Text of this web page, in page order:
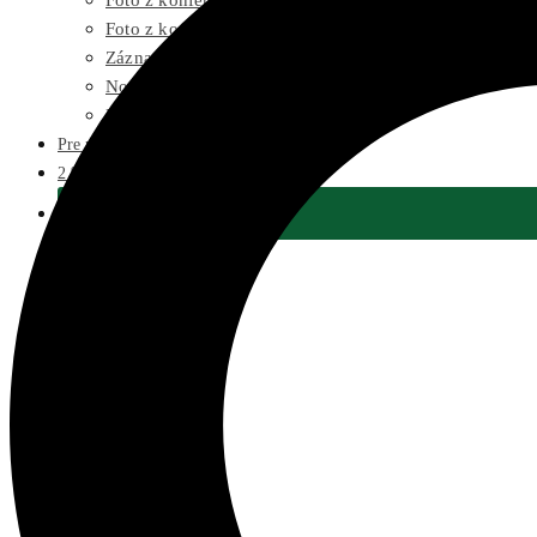
Foto z konferencie Plant-Powered Perspectives 2022
Záznam z konferencie Plant-Powered Perspectives 2021
Novinky
Nákup tovaru
Pre médiá
2 % Z DANÍ